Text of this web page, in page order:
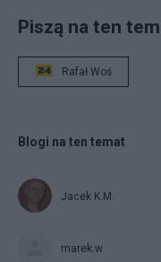
Piszą na ten
Rafał Woś
Blogi na ten temat
Jacek K.M.
marek.w